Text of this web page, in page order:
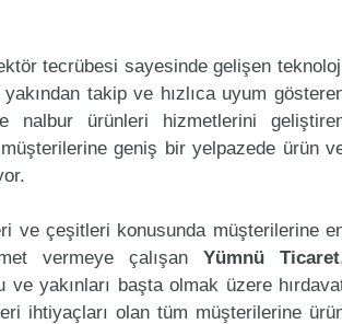
tecrübesi sayesinde gelişen
takip ve hızlıca uyum
nalbur ürünleri hizmetlerini
geniş bir yelpazede ürün
ve çeşitleri konusunda müşterilerine
vermeye çalışan Yümnü Ticaret
ve yakınları başta olmak üzere
ihtiyaçları olan tüm müşterilerine